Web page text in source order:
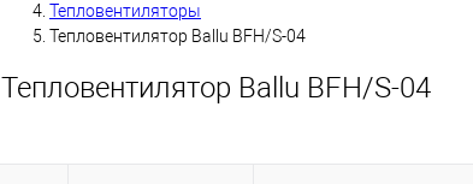
Тепловентиляторы
Тепловентилятор Ballu BFH/S-04
Тепловентилятор Ballu BFH/S-04